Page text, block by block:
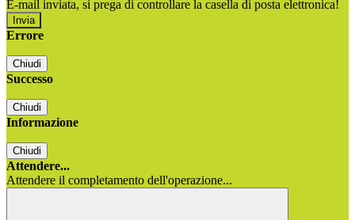
E-mail inviata, si prega di controllare la casella di posta elettronica!
Errore
Chiudi
Successo
Chiudi
Informazione
Chiudi
Attendere...
Attendere il completamento dell'operazione...